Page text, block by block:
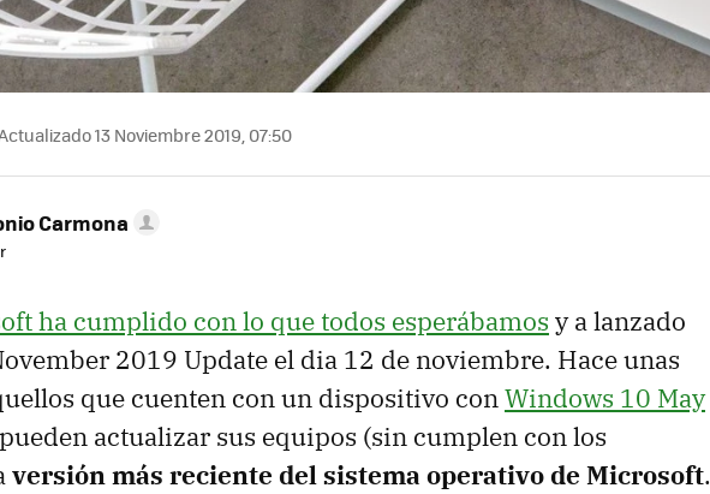
13 Noviembre 2019, 07:50
Carmona
ha cumplido con lo que todos esperábamos y a lanzado
2019 Update el dia 12 de noviembre. Hace unas
que cuenten con un dispositivo conWindows 10 May
actualizar sus equipos (sin cumplen con los
versión más reciente del sistema operativo de Microsoft.